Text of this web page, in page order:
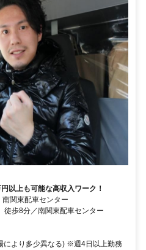
以上も可能な高収入ワーク！
関東配車センター
徒歩8分／南関東配車センター
により多少異なる) ※週4日以上勤務